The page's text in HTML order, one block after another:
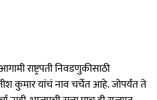
राष्ट्रपती निवडणुकीसाठी
कुमार यांचं नाव चर्चेत आहे. जोपर्यंत ते